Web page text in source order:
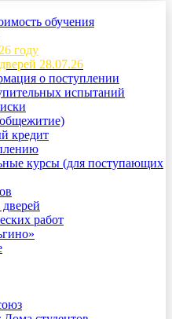
обучения
году
28.07.26
о поступлении
испытаний
кредит
курсы (для поступающих
работ